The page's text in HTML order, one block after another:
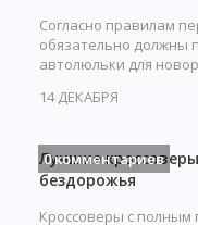
Согласно правилам
обязательно должны
автолюльки для
14 ДЕКАБРЯ
0 комментариев
Лучшие
бездорожья
Кроссоверы с